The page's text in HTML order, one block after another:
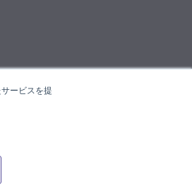
ービスを提